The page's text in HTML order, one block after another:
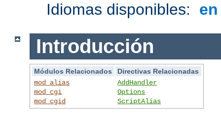
Idiomas disponibles:
Introducción
Módulos Relacionados
Directivas Relacionadas
mod_alias
mod_cgi
mod_cgid
AddHandler
Options
ScriptAlias